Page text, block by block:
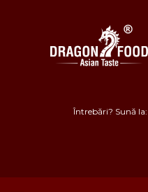
Întrebări? Sună la: